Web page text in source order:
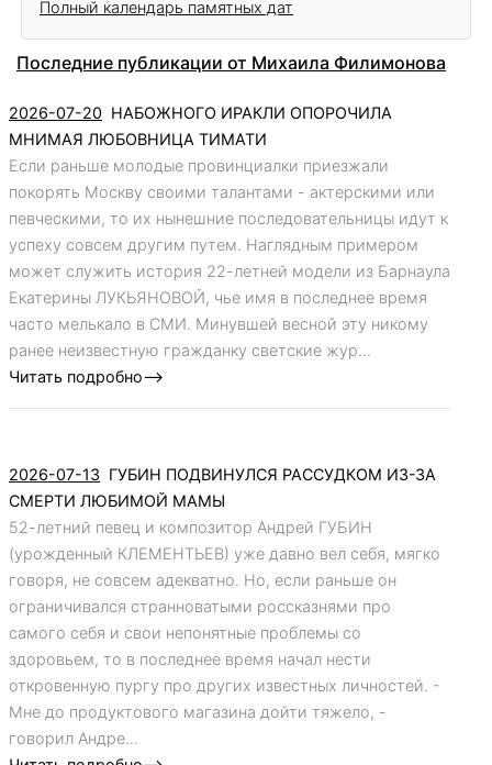
Полный календарь памятных дат
Последние публикации от Михаила Филимонова
2026-07-20 НАБОЖНОГО ИРАКЛИ ОПОРОЧИЛА
МНИМАЯ ЛЮБОВНИЦА ТИМАТИ
Если раньше молодые провинциалки приезжали
покорять Москву своими талантами - актерскими или
певческими, то их нынешние последовательницы идут к
успеху совсем другим путем. Наглядным примером
может служить история 22-летней модели из Барнаула
Екатерины ЛУКЬЯНОВОЙ, чье имя в последнее время
часто мелькало в СМИ. Минувшей весной эту никому
ранее неизвестную гражданку светские жур...
Читать подробно-->
2026-07-13 ГУБИН ПОДВИНУЛСЯ РАССУДКОМ ИЗ-ЗА
СМЕРТИ ЛЮБИМОЙ МАМЫ
52-летний певец и композитор Андрей ГУБИН
(урожденный КЛЕМЕНТЬЕВ) уже давно вел себя, мягко
говоря, не совсем адекватно. Но, если раньше он
ограничивался странноватыми россказнями про
самого себя и свои непонятные проблемы со
здоровьем, то в последнее время начал нести
откровенную пургу про других известных личностей. -
Мне до продуктового магазина дойти тяжело, -
говорил Андре...